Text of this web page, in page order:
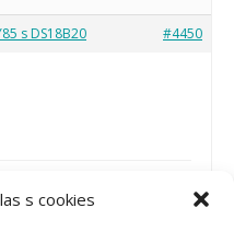
s cookies
s DS18B20 #4450
a výš. Přepnul jsem obvod